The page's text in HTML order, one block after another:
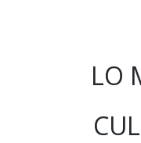
LO